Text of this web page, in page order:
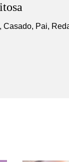
Casado, Pai,